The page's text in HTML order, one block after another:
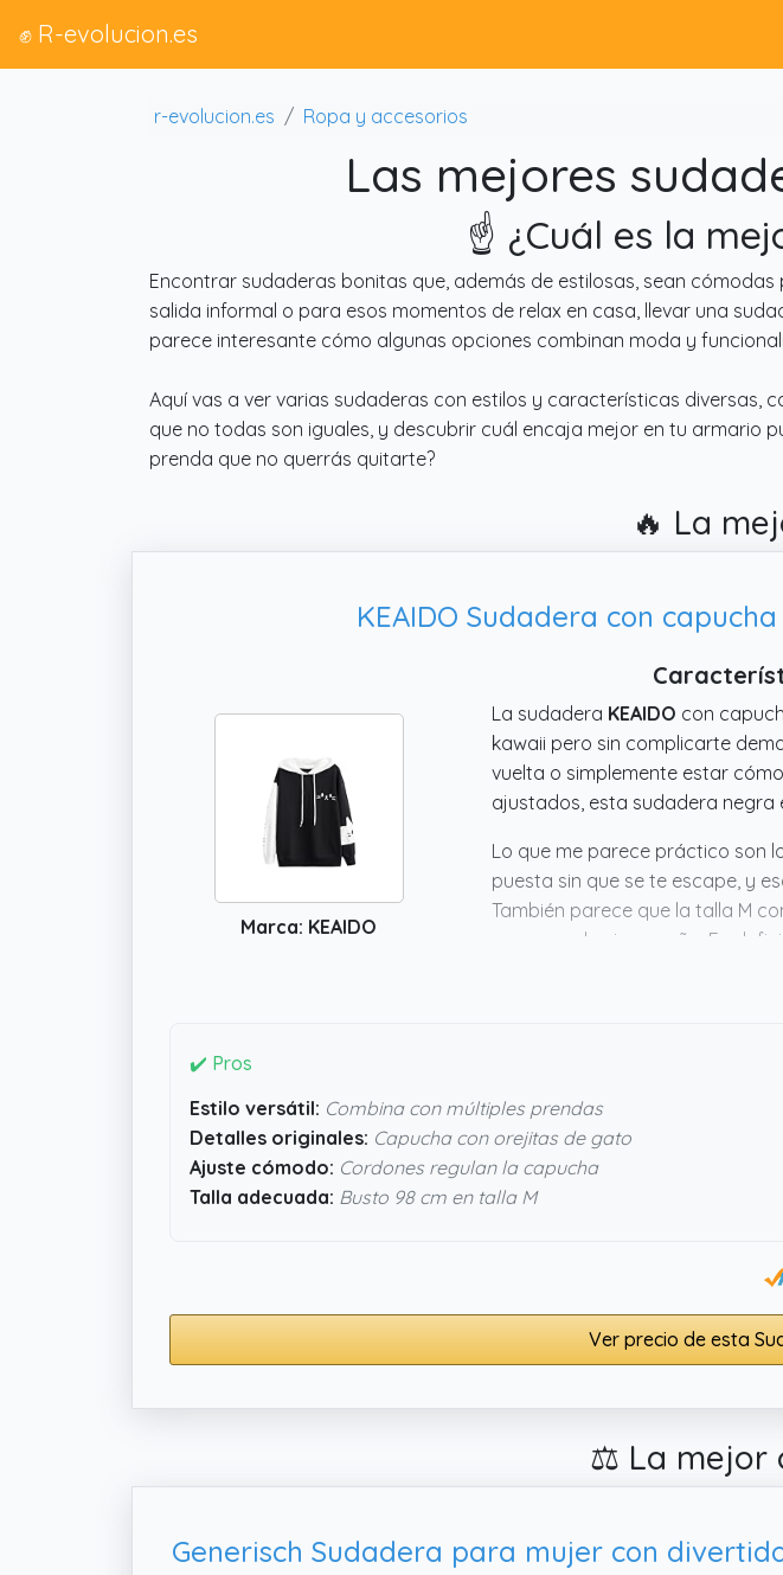
✊ R-evolucion.es
r-evolucion.es Ropa y accesorios
Las mejores
☝️ ¿Cuál es la
Encontrar sudaderas bonitas que, además de estilosas, sean
salida informal o para esos momentos de relax en casa, llevar una
parece interesante cómo algunas opciones combinan moda y
Aquí vas a ver varias sudaderas con estilos y características
que no todas son iguales, y descubrir cuál encaja mejor en tu armario
prenda que no querrás quitarte?
🔥 La
KEAIDO Sudadera con
Marca: KEAIDO
La sudadera KEAIDO con
kawaii pero sin complicarte
vuelta o simplemente estar
ajustados, esta sudadera negra
Lo que me parece práctico son
puesta sin que se te escape, y
También parece que la talla M
muy grande ni pequeño. En
esta sudadera tiene buena
✔️ Pros
Estilo versátil: Combina con múltiples prendas
Detalles originales: Capucha con orejitas de gato
Ajuste cómodo: Cordones regulan la capucha
Talla adecuada: Busto 98 cm en talla M
Ver precio de esta
⚖️ La mejor
Generisch Sudadera para mujer con